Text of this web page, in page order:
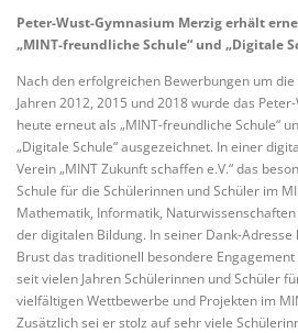
Peter-Wust-Gymnasium Merzig erhält
„MINT-freundliche Schule“ und „Digitale
Nach den erfolgreichen Bewerbungen um
Jahren 2012, 2015 und 2018 wurde das
heute erneut als „MINT-freundliche Schule“
„Digitale Schule“ ausgezeichnet. In einer
Verein „MINT Zukunft schaffen e.V.“ das
Schule für die Schülerinnen und Schüler im
Mathematik, Informatik,
der digitalen Bildung. In seiner Dank-Adresse
Brust das traditionell besondere
seit vielen Jahren Schülerinnen und Schüler
vielfältigen Wettbewerbe und Projekten im
Zusätzlich sei er stolz auf sehr viele